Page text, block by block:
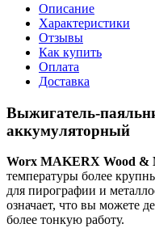
Описание
Характеристики
Отзывы
Как купить
Оплата
Доставка
Выжигатель-
аккумуляторный
Worx MAKERX Wood &
температуры более
для пирографии и
означает, что вы можете
более тонкую работу.